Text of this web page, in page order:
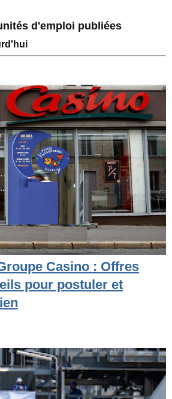
d'emploi publiées
Casino : Offres
pour postuler et